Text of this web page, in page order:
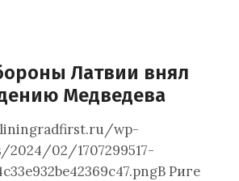
Латвии внял
Медведева
wp-
02/1707299517-
Риге